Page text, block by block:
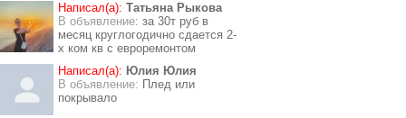
Написал(а): Татьяна Рыкова
В объявление: за 30т руб в
месяц круглогодично сдается 2-
х ком кв с евроремонтом
Написал(а): Юлия Юлия
В объявление: Плед или
покрывало